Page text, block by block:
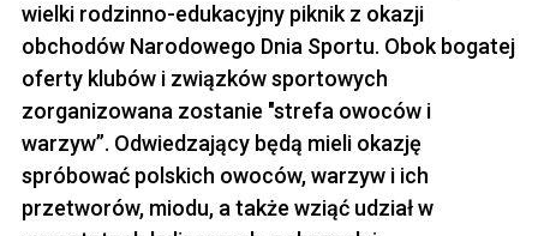
wielki rodzinno-edukacyjny piknik z okazji
obchodów Narodowego Dnia Sportu. Obok bogatej
oferty klubów i związków sportowych
zorganizowana zostanie "strefa owoców i
warzyw”. Odwiedzający będą mieli okazję
spróbować polskich owoców, warzyw i ich
przetworów, miodu, a także wziąć udział w